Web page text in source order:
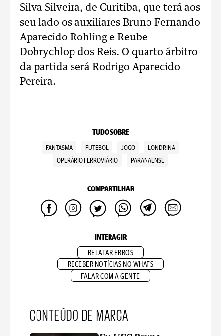
Silva Silveira, de Curitiba, que terá aos
seu lado os auxiliares Bruno Fernando
Aparecido Rohling e Reube
Dobrychlop dos Reis. O quarto árbitro
da partida será Rodrigo Aparecido
Pereira.
TUDO SOBRE
FANTASMA FUTEBOL JOGO
LONDRINA
OPERÁRIO FERROVIÁRIO
PARANAENSE
COMPARTILHAR
INTERAGIR
RELATAR ERROS
RECEBER NOTÍCIAS NO WHATS
FALAR COM A GENTE
CONTEÚDO DE MARCA